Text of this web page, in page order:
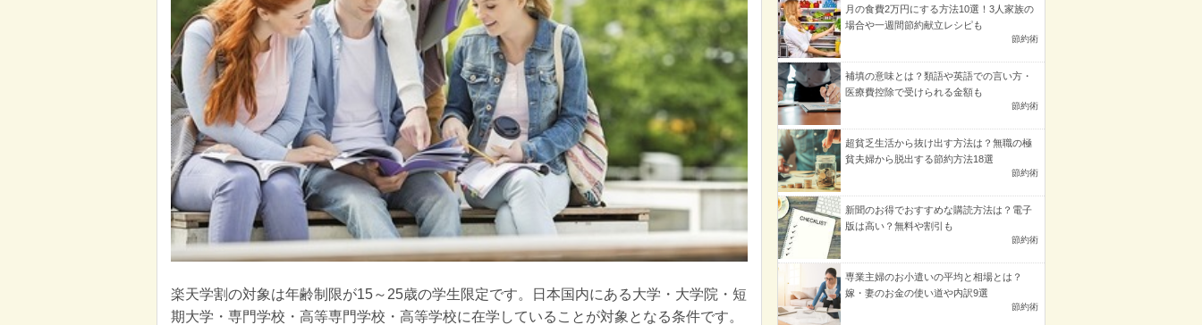
楽天学割の対象は年齢制限が15～25歳の学生限定です。日本国内にある大学・大学院・短
期大学・専門学校・高等専門学校・高等学校に在学していることが対象となる条件です。
月の食費2万円にする方法10選！3人家族の
場合や一週間節約献立レシピも
節約術
補填の意味とは？類語や英語での言い方・
医療費控除で受けられる金額も
節約術
超貧乏生活から抜け出す方法は？無職の極
貧夫婦から脱出する節約方法18選
節約術
新聞のお得でおすすめな購読方法は？電子
版は高い？無料や割引も
節約術
専業主婦のお小遣いの平均と相場とは？
嫁・妻のお金の使い道や内訳9選
節約術